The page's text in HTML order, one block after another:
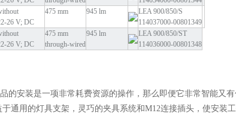
26 V; DC
475 mm 945 lm
LEA 900/850/S
114037000-00801349
26 V; DC
475 mm
through-wired
945 lm
LEA 900/850/ST
114036000-00801348
的安装是一项非常耗费资源的操作，那么即便它非常智能又
通用的灯具支架，灵巧的夹具系统和M12连接插头，使安装